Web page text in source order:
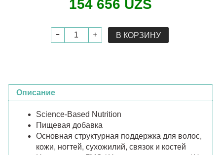
154 656 UZS
В КОРЗИНУ
Описание
Science-Based Nutrition
Пищевая добавка
Основная структурная поддержка для волос,
кожи, ногтей, сухожилий, связок и костей